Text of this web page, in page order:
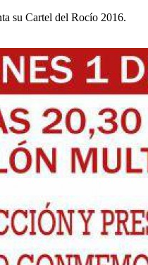
su Cartel del Rocío 2016.